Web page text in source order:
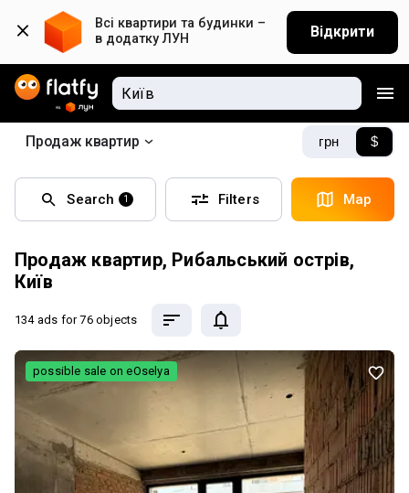
Всі квартири та будинки –
в додатку ЛУН
Відкрити
Продаж квартир грн $
Search 1 Filters Map
Продаж квартир, Рибальський острів,
Київ
134 ads for 76 objects
possible sale on eOselya